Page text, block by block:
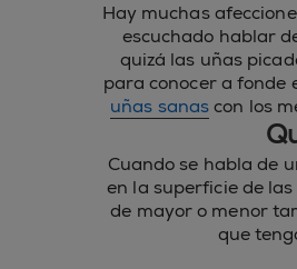
Hay muchas
escuchado hablar
quizá las uñas
para conocer a fonde
uñas sanascon los
Cuando se habla de
en la superficie de
de mayor o menor
que